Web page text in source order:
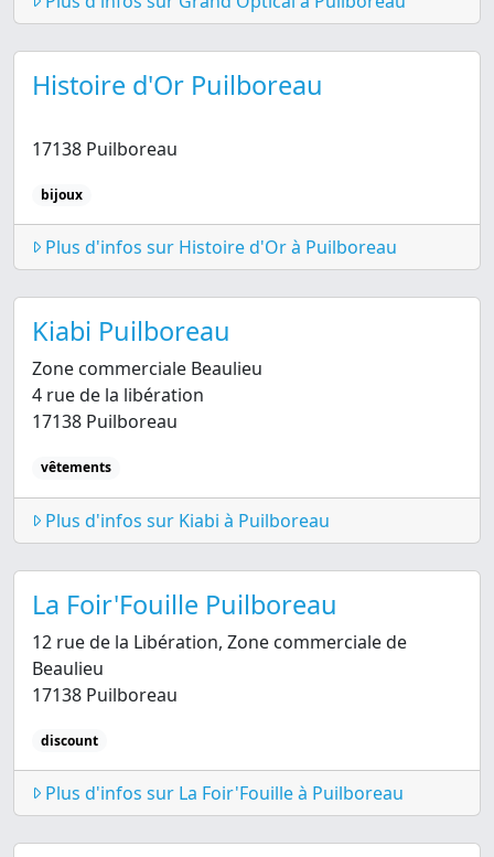
Histoire d'Or Puilboreau
17138 Puilboreau
bijoux
Plus d'infos sur Histoire d'Or à Puilboreau
Kiabi Puilboreau
Zone commerciale Beaulieu
4 rue de la libération
17138 Puilboreau
vêtements
Plus d'infos sur Kiabi à Puilboreau
La Foir'Fouille Puilboreau
12 rue de la Libération, Zone commerciale de
Beaulieu
17138 Puilboreau
discount
Plus d'infos sur La Foir'Fouille à Puilboreau